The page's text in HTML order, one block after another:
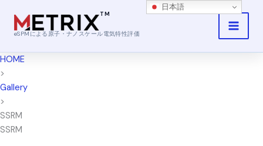
キ
ッ
プ
eSPMによる原子・ナノスケール電気特性評価
HOME
>
Gallery
>
SSRM
SSRM
日本語